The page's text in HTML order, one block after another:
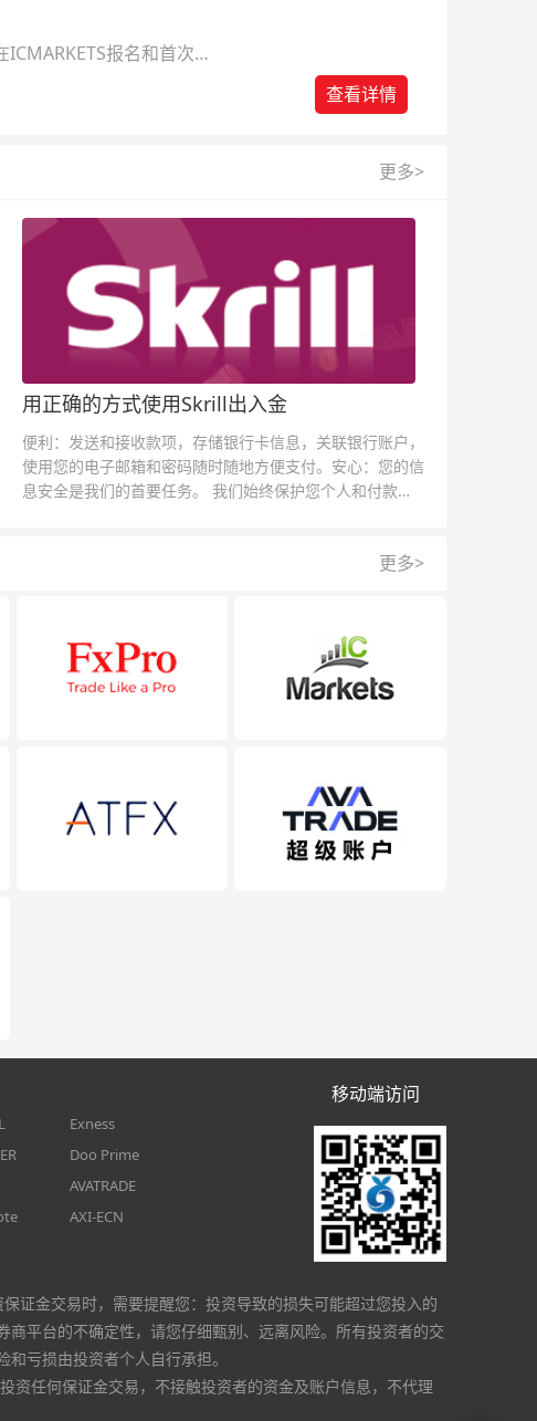
报名和首次入
查看详情
更多>
用正确的方式使用Skrill出入金
便利：发送和接收款项，存储银行卡信息，关联银行账户，
使用您的电子邮箱和密码随时随地方便支付。安心：您的信
息安全是我们的首要任务。 我们始终保护您个人和付款信
更多>
Exness
Doo Prime
AVATRADE
AXI-ECN
移动端访问
证金交易时，需要提醒您：投资导致的损失可能超过您投入的
平台的不确定性，请您仔细甄别、远离风险。所有投资者的交
亏损由投资者个人自行承担。
资任何保证金交易，不接触投资者的资金及账户信息，不代理